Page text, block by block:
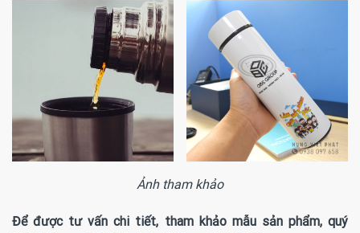
Ảnh tham khảo
Để được tư vấn chi tiết, tham khảo mẫu sản phẩm, quý